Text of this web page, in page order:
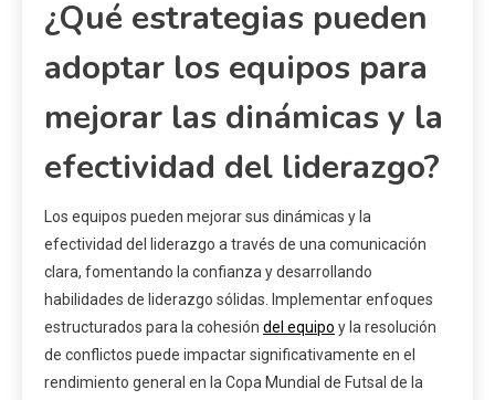
¿Qué estrategias pueden
adoptar los equipos para
mejorar las dinámicas y la
efectividad del liderazgo?
Los equipos pueden mejorar sus dinámicas y la
efectividad del liderazgo a través de una comunicación
clara, fomentando la confianza y desarrollando
habilidades de liderazgo sólidas. Implementar enfoques
estructurados para la cohesión del equipo y la resolución
de conflictos puede impactar significativamente en el
rendimiento general en la Copa Mundial de Futsal de la